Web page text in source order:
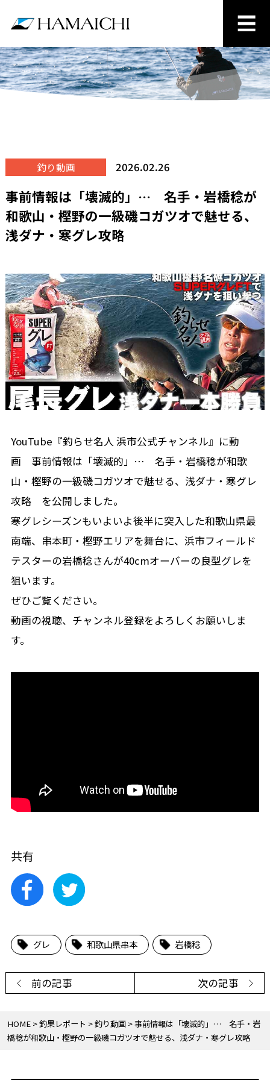
釣り動画 2026.02.26
事前情報は「壊滅的」… 名手・岩橋稔が
和歌山・樫野の一級磯コガツオで魅せる、
浅ダナ・寒グレ攻略
HOME 釣果レポート 釣り動画
事前情報は「壊滅的」… 名手・岩
橋稔が和歌山・樫野の一級磯コガツオで魅せる、浅ダナ・寒グレ攻略
YouTube『釣らせ名人 浜市公式チャンネル』に動
画 事前情報は「壊滅的」… 名手・岩橋稔が和歌
山・樫野の一級磯コガツオで魅せる、浅ダナ・寒グレ
攻略 を公開しました。
寒グレシーズンもいよいよ後半に突入した和歌山県最
南端、串本町・樫野エリアを舞台に、浜市フィールド
テスターの岩橋稔さんが40cmオーバーの良型グレを
狙います。
ぜひご覧ください。
動画の視聴、チャンネル登録をよろしくお願いしま
す。
共有
グレ 和歌山県串本 岩橋稔
前の記事 次の記事